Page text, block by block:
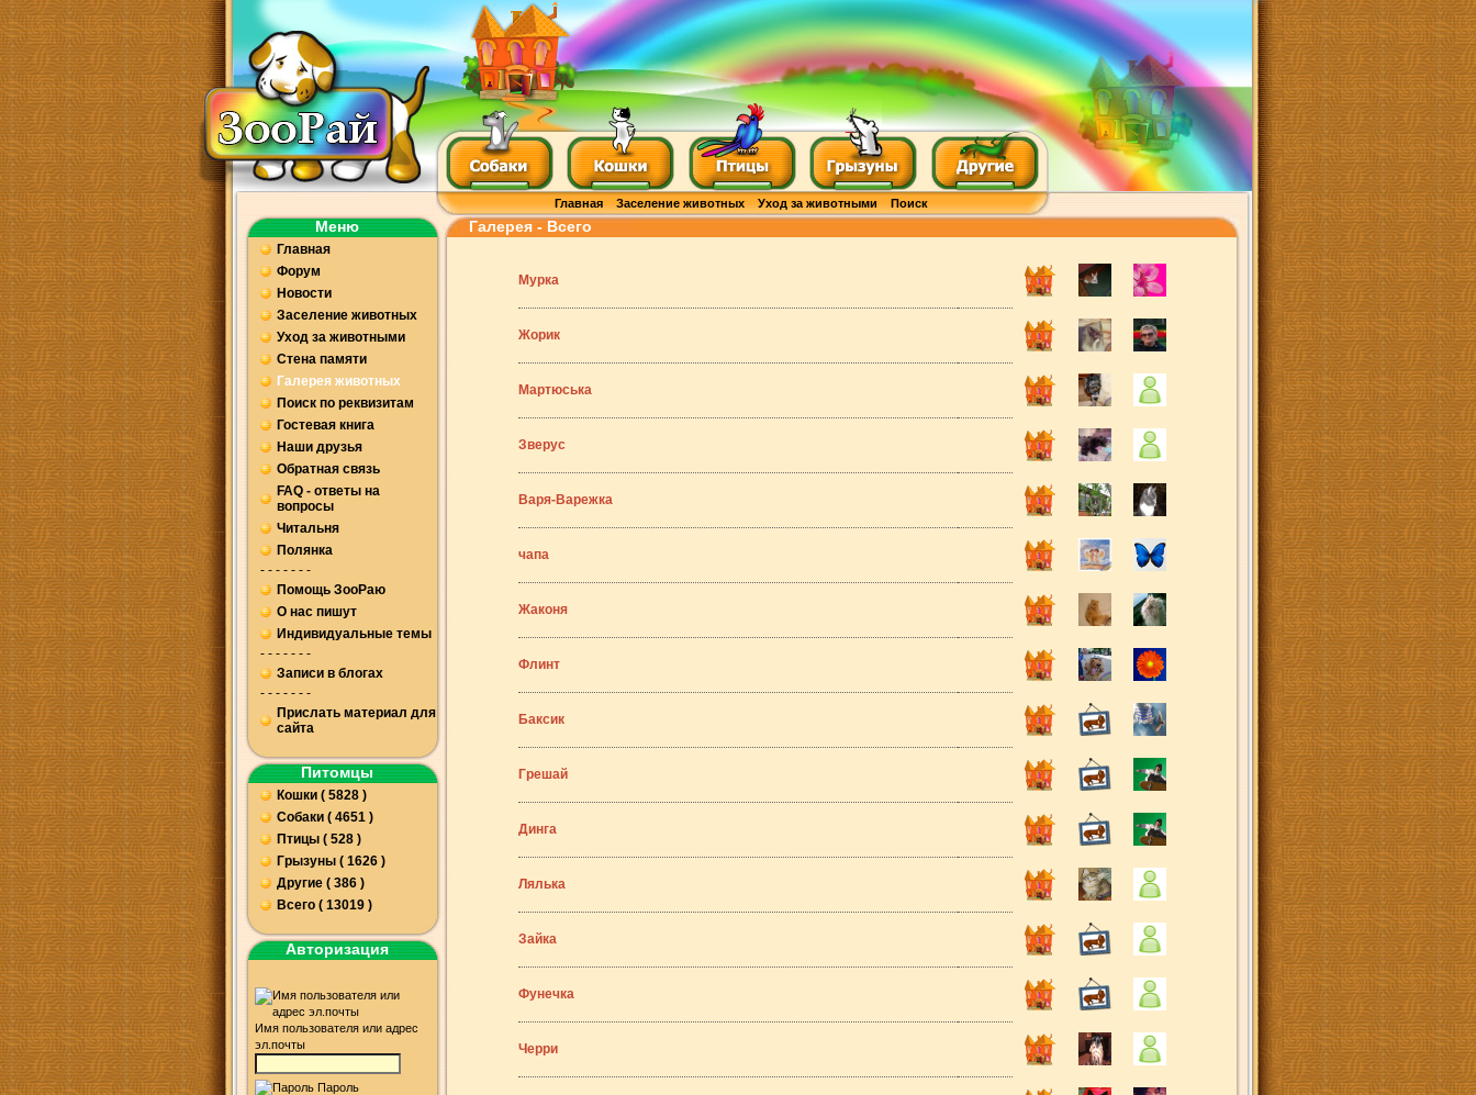
Главная Заселение животных Уход за животными Поиск
Меню
Главная
Форум
Новости
Заселение животных
Уход за животными
Стена памяти
Галерея животных
Поиск по реквизитам
Гостевая книга
Наши друзья
Обратная связь
FAQ - ответы на
вопросы
Читальня
Полянка
- - - - - - -
Помощь ЗооРаю
О нас пишут
Индивидуальные темы
- - - - - - -
Записи в блогах
- - - - - - -
Прислать материал для
сайта
Питомцы
Кошки ( 5828 )
Собаки ( 4651 )
Птицы ( 528 )
Грызуны ( 1626 )
Другие ( 386 )
Всего ( 13019 )
Авторизация
Имя пользователя или адрес
эл.почты
Пароль
Галерея - Всего
Мурка
Жорик
Мартюська
Зверус
Варя-Варежка
чапа
Жаконя
Флинт
Баксик
Грешай
Динга
Лялька
Зайка
Фунечка
Черри